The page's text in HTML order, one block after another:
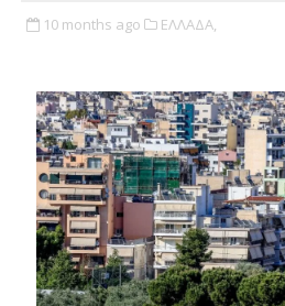
10 months ago ΕΛΛΑΔΑ,